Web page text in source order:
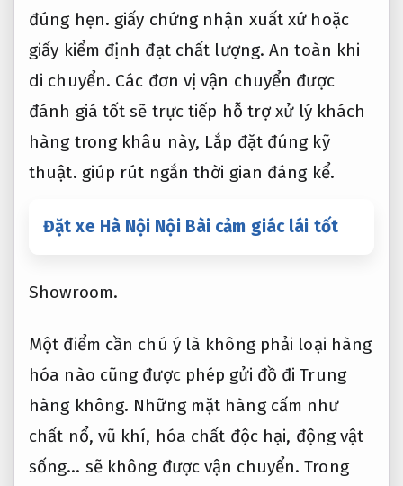
đúng hẹn. giấy chứng nhận xuất xứ hoặc
giấy kiểm định đạt chất lượng.An toàn khi
di chuyển. Các đơn vị vận chuyển được
đánh giá tốt sẽ trực tiếp hỗ trợ xử lý khách
hàng trong khâu này, Lắp đặt đúng kỹ
thuật. giúp rút ngắn thời gian đáng kể.
Đặt xe Hà Nội Nội Bài cảm giác lái tốt
Showroom.
Một điểm cần chú ý là không phải loại hàng
hóa nào cũng được phép gửi đồ đi Trung
hàng không. Những mặt hàng cấm như
chất nổ, vũ khí, hóa chất độc hại, động vật
sống… sẽ không được vận chuyển. Trong